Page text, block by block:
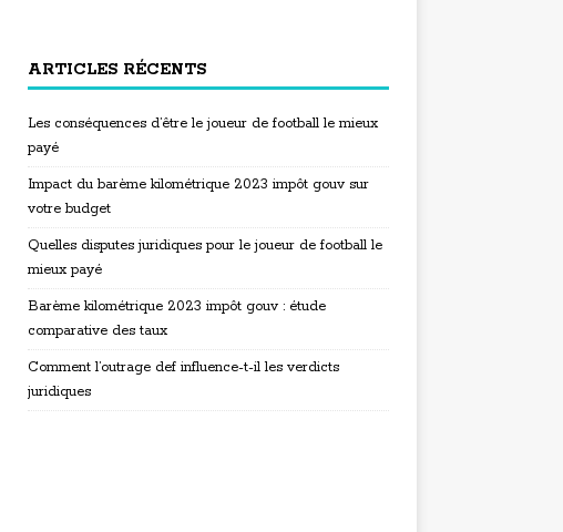
ARTICLES RÉCENTS
Les conséquences d’être le joueur de football le mieux
payé
Impact du barème kilométrique 2023 impôt gouv sur
votre budget
Quelles disputes juridiques pour le joueur de football le
mieux payé
Barème kilométrique 2023 impôt gouv : étude
comparative des taux
Comment l’outrage def influence-t-il les verdicts
juridiques